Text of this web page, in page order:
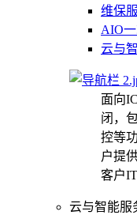
维保
AIO
云与
面向
闭，
控等
户提
客户
云与智能服